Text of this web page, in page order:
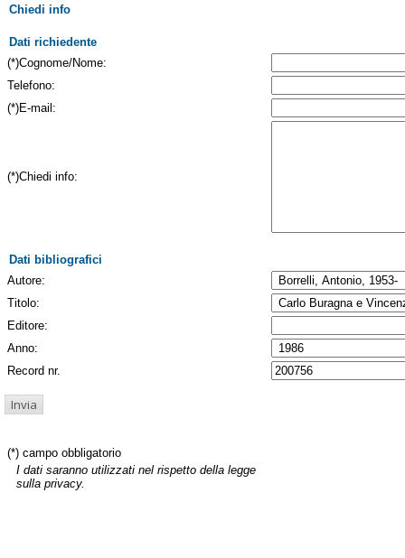
Chiedi info
Dati richiedente
(*)Cognome/Nome:
Telefono:
(*)E-mail:
(*)Chiedi info:
Dati bibliografici
Autore:
Titolo:
Editore:
Anno:
Record nr.
(*) campo obbligatorio
I dati saranno utilizzati nel rispetto della legge
sulla privacy.